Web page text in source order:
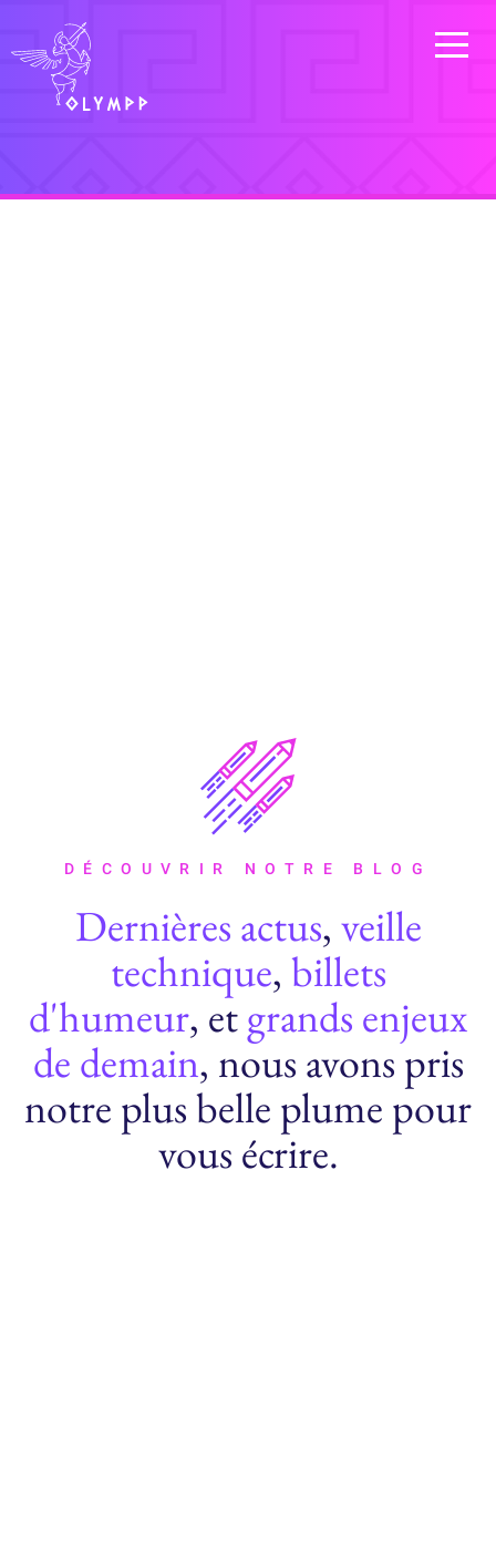
DÉCOUVRIR NOTRE BLOG
Dernières actus, veille
technique, billets
d'humeur, etgrands enjeux
de demain, nous avons pris
notre plus belle plume pour
vous écrire.